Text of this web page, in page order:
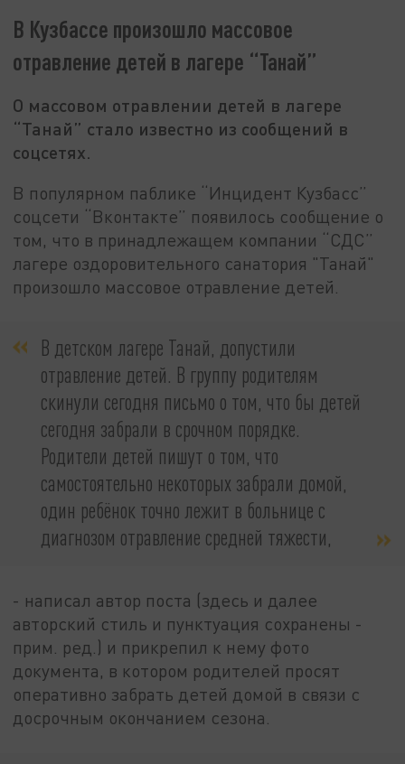
В Кузбассе произошло массовое
отравление детей в лагере “Танай”
О массовом отравлении детей в лагере
“Танай” стало известно из сообщений в
соцсетях.
В популярном паблике “Инцидент Кузбасс”
соцсети “Вконтакте” появилось сообщение о
том, что в принадлежащем компании “СДС”
лагере оздоровительного санатория "Танай"
произошло массовое отравление детей.
В детском лагере Танай, допустили
отравление детей. В группу родителям
скинули сегодня письмо о том, что бы детей
сегодня забрали в срочном порядке.
Родители детей пишут о том, что
самостоятельно некоторых забрали домой,
один ребёнок точно лежит в больнице с
диагнозом отравление средней тяжести,
- написал автор поста (здесь и далее
авторский стиль и пунктуация сохранены -
прим. ред.) и прикрепил к нему фото
документа, в котором родителей просят
оперативно забрать детей домой в связи с
досрочным окончанием сезона.